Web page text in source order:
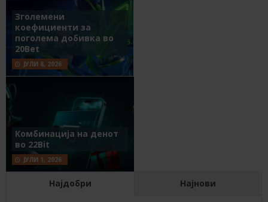
Зголемени
коефициенти за
поголема добивка во
20Bet
ЈУЛИ 8, 2026
Комбинација на денот
во 22Bit
ЈУЛИ 1, 2026
Најдобри Најнови